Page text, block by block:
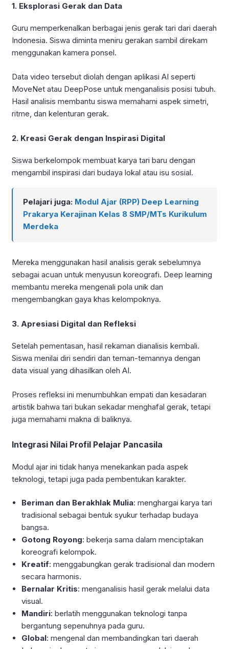
1. Eksplorasi Gerak dan Data
Guru memperkenalkan berbagai jenis gerak tari dari daerah
Indonesia. Siswa diminta meniru gerakan sambil direkam
menggunakan kamera ponsel.
Data video tersebut diolah dengan aplikasi AI seperti
MoveNet atau DeepPose untuk menganalisis posisi tubuh.
Hasil analisis membantu siswa memahami aspek simetri,
ritme, dan kelenturan gerak.
2. Kreasi Gerak dengan Inspirasi Digital
Siswa berkelompok membuat karya tari baru dengan
mengambil inspirasi dari budaya lokal atau isu sosial.
Pelajari juga: Modul Ajar (RPP) Deep Learning
Prakarya Kerajinan Kelas 8 SMP/MTs Kurikulum
Merdeka
Mereka menggunakan hasil analisis gerak sebelumnya
sebagai acuan untuk menyusun koreografi. Deep learning
membantu mereka mengenali pola unik dan
mengembangkan gaya khas kelompoknya.
3. Apresiasi Digital dan Refleksi
Setelah pementasan, hasil rekaman dianalisis kembali.
Siswa menilai diri sendiri dan teman-temannya dengan
data visual yang dihasilkan oleh AI.
Proses refleksi ini menumbuhkan empati dan kesadaran
artistik bahwa tari bukan sekadar menghafal gerak, tetapi
juga memahami makna di baliknya.
Integrasi Nilai Profil Pelajar Pancasila
Modul ajar ini tidak hanya menekankan pada aspek
teknologi, tetapi juga pada pembentukan karakter.
Beriman dan Berakhlak Mulia: menghargai karya tari
tradisional sebagai bentuk syukur terhadap budaya
bangsa.
Gotong Royong: bekerja sama dalam menciptakan
koreografi kelompok.
Kreatif: menggabungkan gerak tradisional dan modern
secara harmonis.
Bernalar Kritis: menganalisis hasil gerak melalui data
visual.
Mandiri: berlatih menggunakan teknologi tanpa
bergantung sepenuhnya pada guru.
Global: mengenal dan membandingkan tari daerah